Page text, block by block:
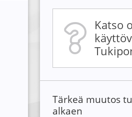
Katso
Tärkeä muutos
alkaen